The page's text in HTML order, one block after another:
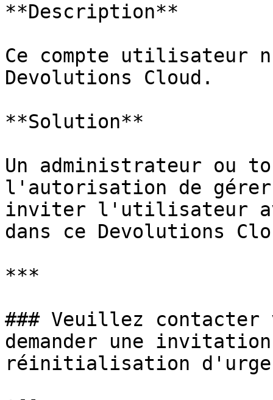
**Description**
Ce compte utilisateur
Devolutions Cloud.
**Solution**
Un administrateur ou
l'autorisation de
inviter l'utilisateur
dans ce Devolutions
***
### Veuillez contacter
demander une
réinitialisation